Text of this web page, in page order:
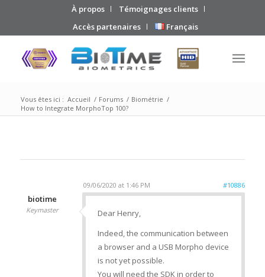
À propos
Témoignages clients
Accès partenaires
Français
Vous êtes ici : Accueil / Forums / Biométrie /
How to Integrate MorphoTop 100?
09/06/2020 at 1:46 PM #10886
biotime
Keymaster
Dear Henry,
Indeed, the communication between
a browser and a USB Morpho device
is not yet possible.
You will need the SDK in order to